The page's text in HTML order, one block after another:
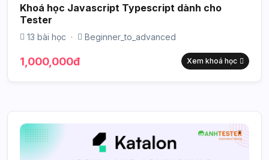
Khoá học Javascript Typescript dành cho
Tester
13 bài học · Beginner_to_advanced
1,000,000đ Xem khoá học